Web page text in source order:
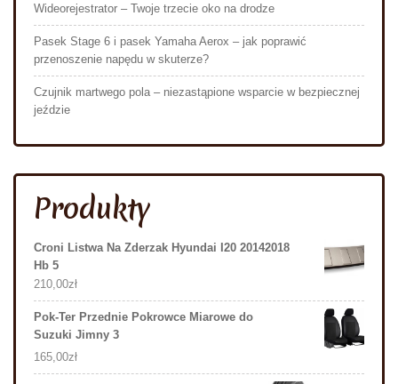
Wideorejestrator – Twoje trzecie oko na drodze
Pasek Stage 6 i pasek Yamaha Aerox – jak poprawić
przenoszenie napędu w skuterze?
Czujnik martwego pola – niezastąpione wsparcie w bezpiecznej
jeździe
Produkty
Croni Listwa Na Zderzak Hyundai I20 20142018
Hb 5
210,00zł
Pok-Ter Przednie Pokrowce Miarowe do
Suzuki Jimny 3
165,00zł